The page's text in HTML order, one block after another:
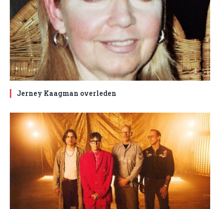
Jerney Kaagman overleden